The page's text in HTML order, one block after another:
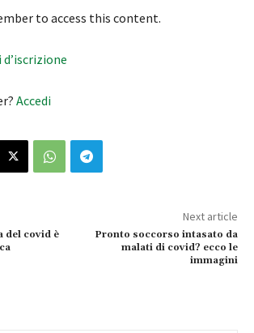
to access this content.
Accedi
del covid è
Next article
Pronto soccorso intasato da
malati di covid? ecco le
immagini